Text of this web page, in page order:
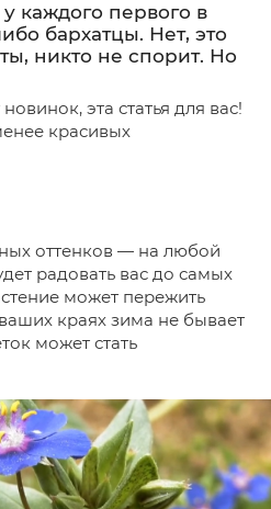
каждого первого в
бархатцы. Нет, это
никто не спорит. Но
эта статья для вас!
красивых
оттенков — на любой
радовать вас до самых
может пережить
краях зима не бывает
может стать